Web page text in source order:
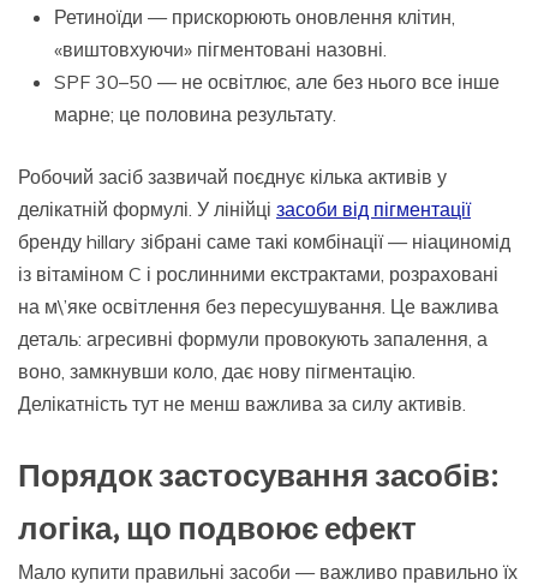
Ретиноїди — прискорюють оновлення клітин,
«виштовхуючи» пігментовані назовні.
SPF 30–50 — не освітлює, але без нього все інше
марне; це половина результату.
Робочий засіб зазвичай поєднує кілька активів у
делікатній формулі. У лінійці засоби від пігментації
бренду hillary зібрані саме такі комбінації — ніациномід
із вітаміном C і рослинними екстрактами, розраховані
на м\’яке освітлення без пересушування. Це важлива
деталь: агресивні формули провокують запалення, а
воно, замкнувши коло, дає нову пігментацію.
Делікатність тут не менш важлива за силу активів.
Порядок застосування засобів:
логіка, що подвоює ефект
Мало купити правильні засоби — важливо правильно їх